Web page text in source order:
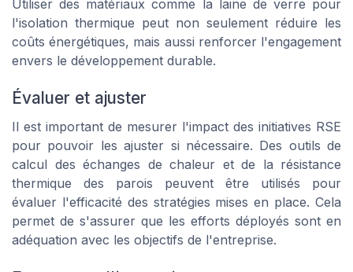
Utiliser des matériaux comme la laine de verre pour
l'isolation thermique peut non seulement réduire les
coûts énergétiques, mais aussi renforcer l'engagement
envers le développement durable.
Évaluer et ajuster
Il est important de mesurer l'impact des initiatives RSE
pour pouvoir les ajuster si nécessaire. Des outils de
calcul des échanges de chaleur et de la résistance
thermique des parois peuvent être utilisés pour
évaluer l'efficacité des stratégies mises en place. Cela
permet de s'assurer que les efforts déployés sont en
adéquation avec les objectifs de l'entreprise.